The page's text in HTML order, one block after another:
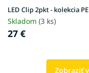
LED Clip 2pkt - kolekcia
Skladom (3 ks)
27 €
Zobraziť